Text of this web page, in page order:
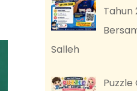
Tahun
Salleh